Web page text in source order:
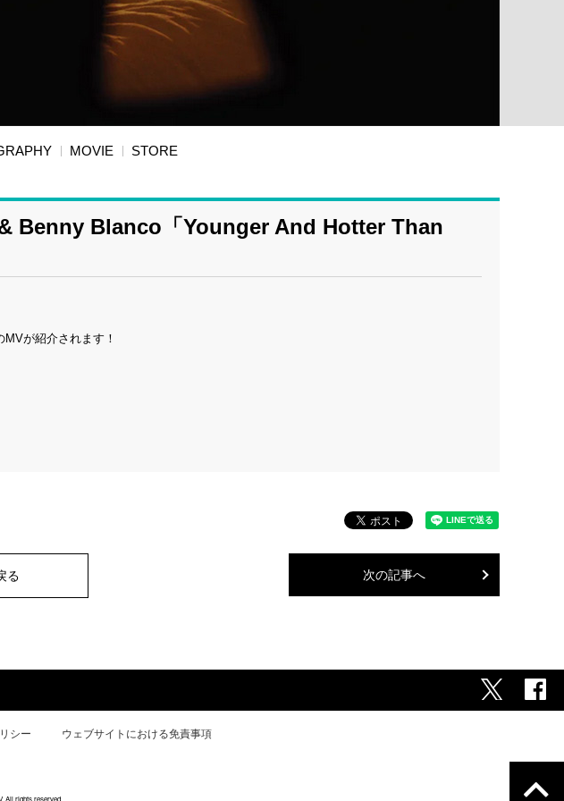
MOVIE STORE
Benny Blanco「Younger And Hotter Than
が紹介されます！
次の記事へ
る
シー ウェブサイトにおける免責事項
All rights reserved.